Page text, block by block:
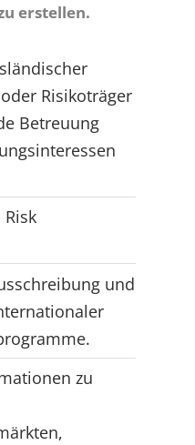
erstellen.
Risikoträger
Betreuung
und
zu